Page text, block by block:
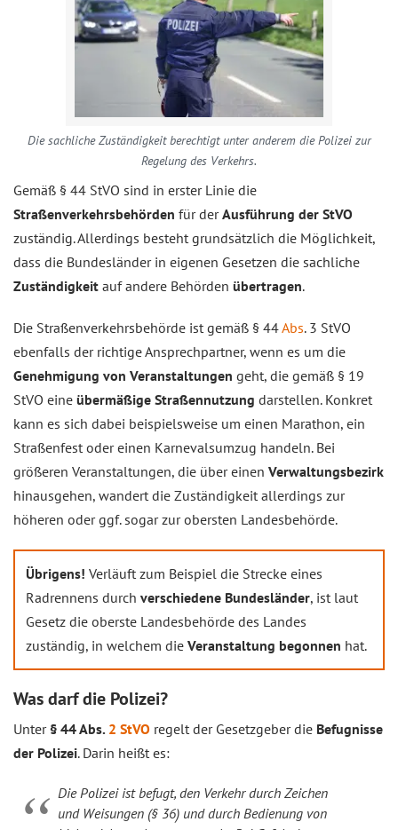
Die sachliche Zuständigkeit berechtigt unter anderem die Polizei zur
Regelung des Verkehrs.
Gemäß § 44 StVO sind in erster Linie die
Straßenverkehrsbehörden für derAusführung der StVO
zuständig. Allerdings besteht grundsätzlich die Möglichkeit,
dass die Bundesländer in eigenen Gesetzen die sachliche
Zuständigkeit auf andere Behörden übertragen.
Die Straßenverkehrsbehörde ist gemäß § 44Abs. 3 StVO
ebenfalls der richtige Ansprechpartner, wenn es um die
Genehmigung von Veranstaltungen geht, die gemäß § 19
StVO eine übermäßige Straßennutzung darstellen. Konkret
kann es sich dabei beispielsweise um einen Marathon, ein
Straßenfest oder einen Karnevalsumzug handeln. Bei
größeren Veranstaltungen, die über einen Verwaltungsbezirk
hinausgehen, wandert die Zuständigkeit allerdings zur
höheren oder ggf. sogar zur obersten Landesbehörde.
Übrigens! Verläuft zum Beispiel die Strecke eines
Radrennens durch verschiedene Bundesländer, ist laut
Gesetz die oberste Landesbehörde des Landes
zuständig, in welchem die Veranstaltung begonnen hat.
Was darf die Polizei?
Unter§ 44 Abs. 2 StVO regelt der Gesetzgeber die Befugnisse
der Polizei. Darin heißt es:
Die Polizei ist befugt, den Verkehr durch Zeichen
und Weisungen (§ 36) und durch Bedienung von